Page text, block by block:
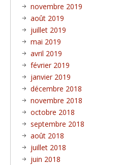
novembre 2019
août 2019
juillet 2019
mai 2019
avril 2019
février 2019
janvier 2019
décembre 2018
novembre 2018
octobre 2018
septembre 2018
août 2018
juillet 2018
juin 2018